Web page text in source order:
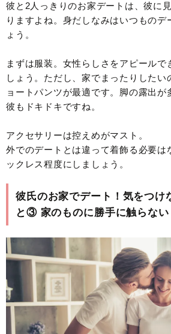
彼と2人っきりのお家デートは、彼に
りますよね。身だしなみはいつものデ
ょう。
まずは服装。女性らしさをアピールで
しょう。ただし、家でまったりしたい
ョートパンツが最適です。脚の露出が
彼もドキドキですね。
アクセサリーは控えめがマスト。
外でのデートとは違って着飾る必要は
ックレス程度にしましょう。
彼氏のお家でデート！気をつけ
と③ 家のものに勝手に触らない